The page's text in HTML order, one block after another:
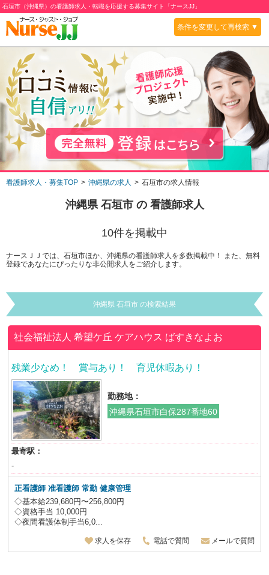
石垣市（沖縄県）の看護師求人・転職を応援する募集サイト「ナースJJ」
条件を変更して再検索 ▼
看護師求人・募集TOP 沖縄県の求人 石垣市の求人情報
沖縄県 石垣市の 看護師求人
10件を掲載中
ナースＪＪでは、石垣市ほか、沖縄県の看護師求人を多数掲載中！ また、無料
登録であなたにぴったりな非公開求人をご紹介します。
沖縄県 石垣市 の検索結果
社会福祉法人 希望ケ丘ケアハウス ばすきなよお
残業少なめ！ 賞与あり！ 育児休暇あり！
勤務地：
沖縄県石垣市白保287番地60
最寄駅：
-
正看護師 准看護師常勤 健康管理
◇基本給239,680円〜256,800円
◇資格手当 10,000円
◇夜間看護体制手当6,0...
求人を保存 電話で質問 メールで質問